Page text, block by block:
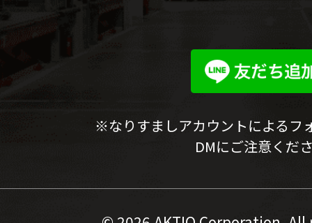
※なりすましアカウントによるフ
DMにご注意くだ